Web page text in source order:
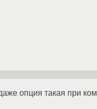
опция такая при